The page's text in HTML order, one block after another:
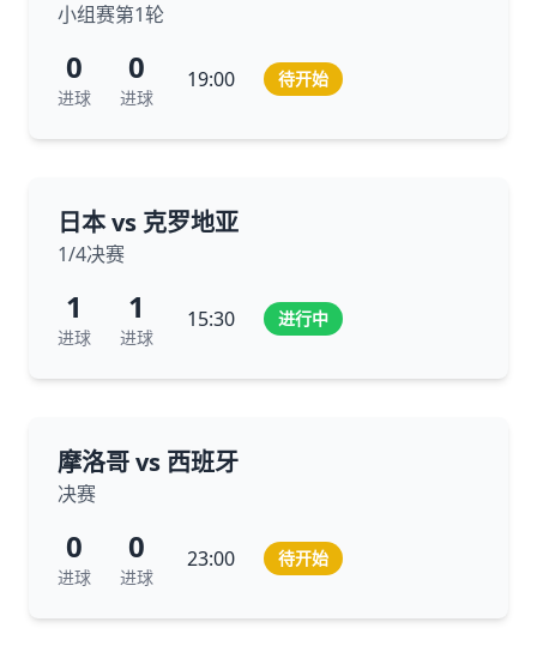
小组赛第1轮
0
进球
0
进球
19:00 待开始
日本 vs 克罗地亚
1/4决赛
1
进球
1
进球
15:30 进行中
摩洛哥 vs 西班牙
决赛
0
进球
0
进球
23:00 待开始